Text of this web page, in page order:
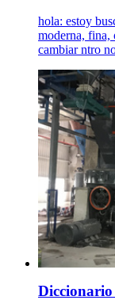
hola: estoy
moderna,
cambiar ntro
Diccionario